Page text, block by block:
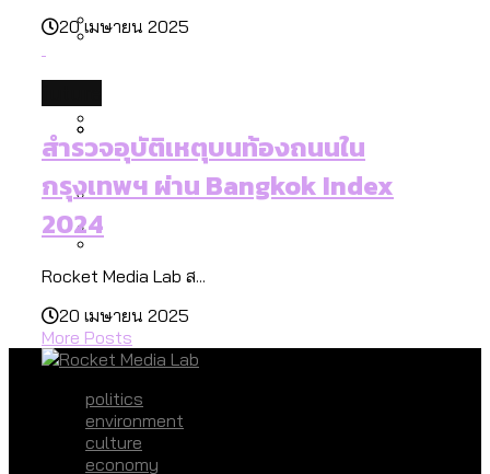
Vote62 ขอบคุณประชาชนที่ร่วม
เรียนที่เราได้รับจากเลือกตั้ง กรุงเทพฯ –
พัทยา
ที่อาศัยอยู่ในกรุงเทพฯ
ทำอะไรบ้าง
คอนเสิร์ตและแฟนมีตติ้งในไทยจำนวน 526
งาน ตั้งแต่ปี 2023-2024
ปีนกำแพงส่องซีรีส์จีน: จีนส่งออกภาพ
ลักษณ์แบบไหนสู่สายตาโลก
สำรวจงบประมาณรายเขตในกรุงเทพฯ
ผ่าน Bangkok Index 2025
สำรวจรายได้จากการจัดเก็บภาษีใน
กรุงเทพฯ ผ่าน Bangkok Index 2025
กรุงเทพฯ เมืองสังคมผู้สูงอายุ : 36 เขตมี
คนตายมากกว่าคนเกิด 18 เขตเป็นสังคมผู้
สูงอายุระดับสุดยอด
Bangkok Index 2025 : อันดับความน่าอยู่
ของ 50 เขตในกรุงเทพฯ
คำนำหน้านามและกฎหมายสมรสเท่าเทียม
กรุงเทพฯ เมืองสังคมผู้สูงอายุ [ข้อมูลดิบ]
สวนสาธารณะและพื้นที่สีเขียวใน กทม.
[ข้อมูลดิบ]
20 เมษายน 2025
สำรวจอุบัติเหตุบนท้องถนนใน
กรุงเทพฯ ผ่าน Bangkok Index
2024
Rocket Media Lab ส...
20 เมษายน 2025
More Posts
politics
environment
culture
economy